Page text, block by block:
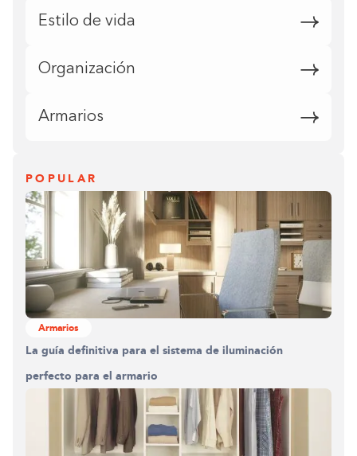
Estilo de vida
Organización
Armarios
POPULAR
Armarios
La guía definitiva para el sistema de iluminación
perfecto para el armario